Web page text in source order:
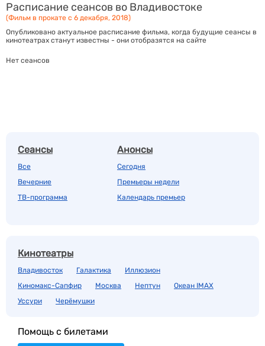
Расписание сеансов во Владивостоке
(Фильм в прокате с 6 декабря, 2018)
Опубликовано актуальное расписание фильма, когда будущие сеансы в
кинотеатрах станут известны - они отобразятся на сайте
Нет сеансов
Сеансы
Все
Вечерние
ТВ-программа
Анонсы
Сегодня
Премьеры недели
Календарь премьер
Кинотеатры
Владивосток Галактика
Иллюзион
Киномакс-Сапфир
Москва Нептун
Океан IMAX
Уссури
Черёмушки
Помощь с билетами